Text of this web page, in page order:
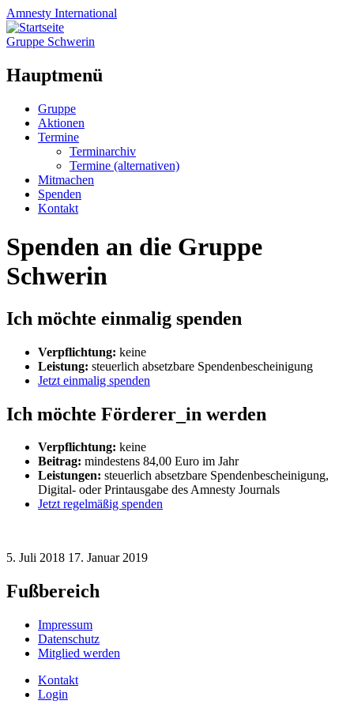
Amnesty International
Gruppe Schwerin
Hauptmenü
Zum
Inhalt
springen
Gruppe
Aktionen
Termine
Terminarchiv
Termine (alternativen)
Mitmachen
Spenden
Kontakt
Spenden an die Gruppe
Schwerin
Ich möchte einmalig spenden
Verpflichtung: keine
Leistung: steuerlich absetzbare Spendenbescheinigung
Jetzt einmalig spenden
Ich möchte Förderer_in werden
Verpflichtung: keine
Beitrag: mindestens 84,00 Euro im Jahr
Leistungen: steuerlich absetzbare Spendenbescheinigung,
Digital- oder Printausgabe des Amnesty Journals
Jetzt regelmäßig spenden
5. Juli 2018 17. Januar 2019
Fußbereich
Impressum
Datenschutz
Mitglied werden
Kontakt
Login